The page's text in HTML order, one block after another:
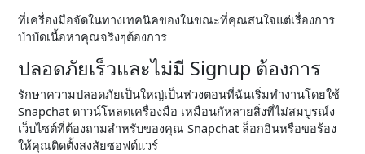
ที่เครื่องมือจัดในทางเทคนิคของในขณะที่คุณสนใจแต่เรื่องการ
บำบัดเนื้อหาคุณจริงๆต้องการ
ปลอดภัยเร็วและไม่มี Signup ต้องการ
รักษาความปลอดภัยเป็นใหญ่เป็นห่วงตอนที่ฉันเริ่มทำงานโดยใช้
Snapchat ดาวน์โหลดเครื่องมือ เหมือนกัหลายสิ่งที่ไม่สมบูรณ์ง
เว็บไซต์ที่ต้องถามสำหรับของคุณ Snapchat ล็อกอินหรือขอร้อง
ให้คุณติดตั้งสงสัยซอฟต์แวร์